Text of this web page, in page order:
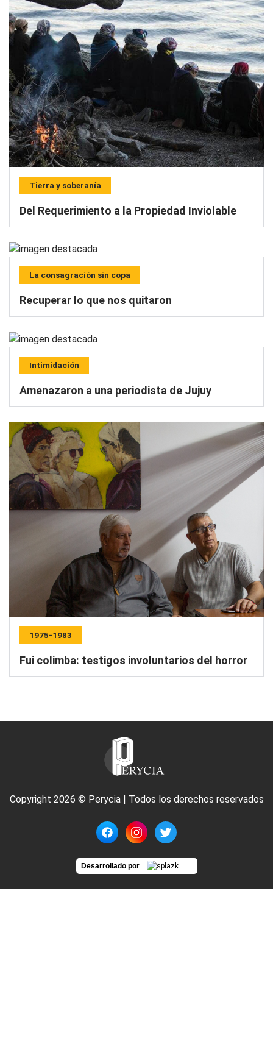
Tierra y soberanía
Del Requerimiento a la Propiedad Inviolable
La consagración sin copa
Recuperar lo que nos quitaron
Intimidación
Amenazaron a una periodista de Jujuy
1975-1983
Fui colimba: testigos involuntarios del horror
Copyright 2026 © Perycia | Todos los derechos reservados
Desarrollado por